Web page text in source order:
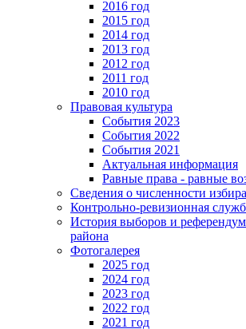
2016 год
2015 год
2014 год
2013 год
2012 год
2011 год
2010 год
Правовая культура
События 2023
События 2022
События 2021
Актуальная информация
Равные права - равные
Сведения о численности
Контрольно-ревизионная
История выборов и
района
Фотогалерея
2025 год
2024 год
2023 год
2022 год
2021 год